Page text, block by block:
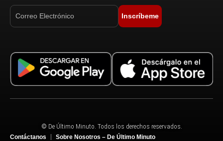
Inscríbeme
© De Último Minuto. Todos los derechos reservados.
Contáctanos
Sobre Nosotros – De Último Minuto